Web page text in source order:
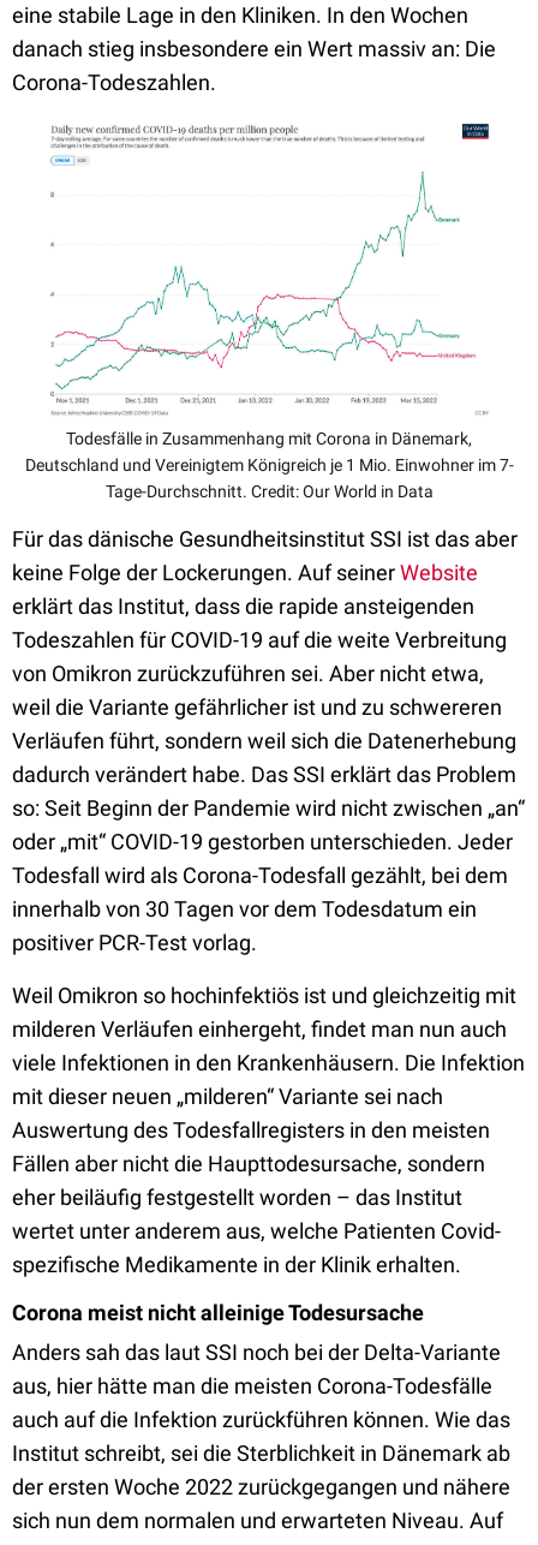
eine stabile Lage in den Kliniken. In den Wochen
danach stieg insbesondere ein Wert massiv an: Die
Corona-Todeszahlen.
Todesfälle in Zusammenhang mit Corona in Dänemark,
Deutschland und Vereinigtem Königreich je 1 Mio. Einwohner im 7-
Tage-Durchschnitt. Credit: Our World in Data
Für das dänische Gesundheitsinstitut SSI ist das aber
keine Folge der Lockerungen. Auf seinerWebsite
erklärt das Institut, dass die rapide ansteigenden
Todeszahlen für COVID-19 auf die weite Verbreitung
von Omikron zurückzuführen sei. Aber nicht etwa,
weil die Variante gefährlicher ist und zu schwereren
Verläufen führt, sondern weil sich die Datenerhebung
dadurch verändert habe. Das SSI erklärt das Problem
so: Seit Beginn der Pandemie wird nicht zwischen „an“
oder „mit“ COVID-19 gestorben unterschieden. Jeder
Todesfall wird als Corona-Todesfall gezählt, bei dem
innerhalb von 30 Tagen vor dem Todesdatum ein
positiver PCR-Test vorlag.
Weil Omikron so hochinfektiös ist und gleichzeitig mit
milderen Verläufen einhergeht, findet man nun auch
viele Infektionen in den Krankenhäusern. Die Infektion
mit dieser neuen „milderen“ Variante sei nach
Auswertung des Todesfallregisters in den meisten
Fällen aber nicht die Haupttodesursache, sondern
eher beiläufig festgestellt worden – das Institut
wertet unter anderem aus, welche Patienten Covid-
spezifische Medikamente in der Klinik erhalten.
Corona meist nicht alleinige Todesursache
Anders sah das laut SSI noch bei der Delta-Variante
aus, hier hätte man die meisten Corona-Todesfälle
auch auf die Infektion zurückführen können. Wie das
Institut schreibt, sei die Sterblichkeit in Dänemark ab
der ersten Woche 2022 zurückgegangen und nähere
sich nun dem normalen und erwarteten Niveau. Auf